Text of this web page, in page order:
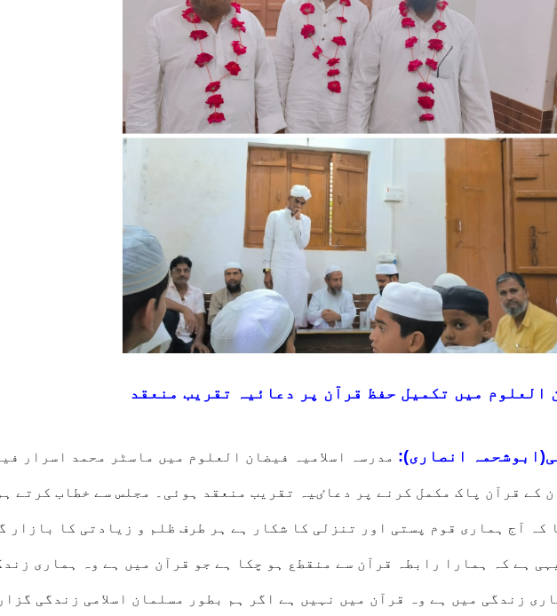
العلوم میں تکمیل حفظ قرآن پر دعائیہ تقریب منعقد
انصاری): مدرسہ اسلامیہ فیضان العلوم میں ماسٹر محمد اسرار
کے قرآن پاک مکمل کرنے پر دعاٸیہ تقریب منعقد ہوئی۔ مجلس سے خطاب کرتے
کہ آج ہماری قوم پستی اور تنزلی کا شکار ہے ہر طرف ظلم و زیادتی کا بازار
ہے کہ ہمارا رابطہ قرآن سے منقطع ہو چکا ہے جو قرآن میں ہے وہ ہماری
زندگی میں ہے وہ قرآن میں نہیں ہے اگر ہم بطور مسلمان اسلامی زندگی